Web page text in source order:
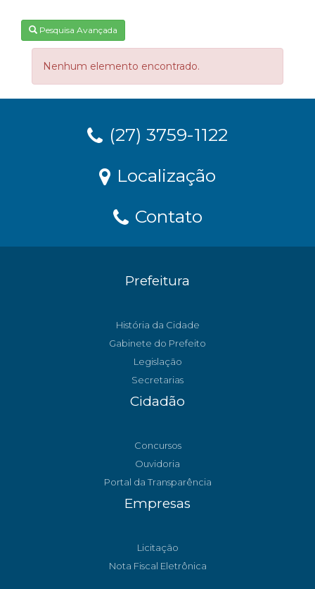
Pesquisa Avançada
Nenhum elemento encontrado.
(27) 3759-1122
Localização
Contato
Prefeitura
História da Cidade
Gabinete do Prefeito
Legislação
Secretarias
Cidadão
Concursos
Ouvidoria
Portal da Transparência
Empresas
Licitação
Nota Fiscal Eletrônica